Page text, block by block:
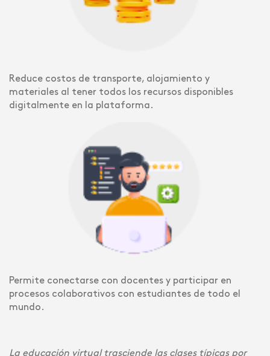
Reduce costos de transporte, alojamiento y
materiales al tener todos los recursos disponibles
digitalmente en la plataforma.
Permite conectarse con docentes y participar en
procesos colaborativos con estudiantes de todo el
mundo.
La educación virtual trasciende las clases típicas por